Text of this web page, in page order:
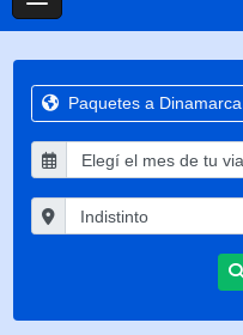
Paquetes a Dinamarca